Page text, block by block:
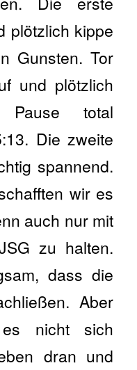
plötzlich kippe
Gunsten. Tor
und plötzlich
total
Die zweite
spannend.
wir es
auch nur mit
zu halten.
dass die
Aber
nicht sich
dran und